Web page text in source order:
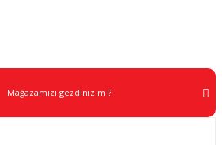
Mağazamızı gezdiniz mi?